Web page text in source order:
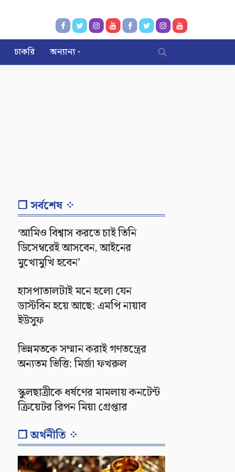
চাকরি অন্যান্য
❐ সর্বশেষ ⁘
‘আমিও বিশ্বাস করতে চাই তিনি
ডিসেম্বরেই আসবেন, আইনের
মুখোমুখি হবেন’
হাসপাতালটাই মনে হলো যেন
ডাস্টবিন হয়ে আছে: এমপি নায়াব
ইউসুফ
ভিন্নমতকে সম্মান করাই গণতন্ত্রের
অন্যতম ভিত্তি: মির্জা ফখরুল
স্কুলছাত্রীকে ধর্ষণের মামলায় কনটেন্ট
ক্রিয়েটর রিপন মিয়া গ্রেপ্তার
❐ অর্থনীতি ⁘